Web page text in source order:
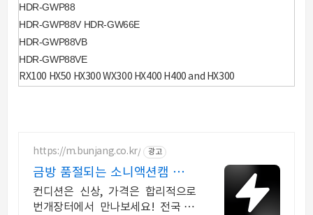
HDR-GWP88
HDR-GWP88V HDR-GW66E
HDR-GWP88VB
HDR-GWP88VE
RX100 HX50 HX300 WX300 HX400 H400 and HX300
https://m.bunjang.co.kr/ 광고
금방 품절되는 소니액션캠 국내
최대 브랜드 중고거래
컨디션은 신상, 가격은 합리적으로
번개장터에서 만나보세요! 전국 각